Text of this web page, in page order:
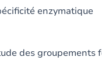
groupements